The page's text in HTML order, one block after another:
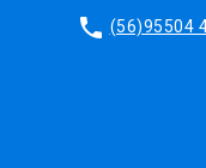
phone (56)95504